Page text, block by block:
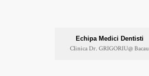
Echipa Medici Dentisti
Clinica Dr. GRIGORIU@ Bacau